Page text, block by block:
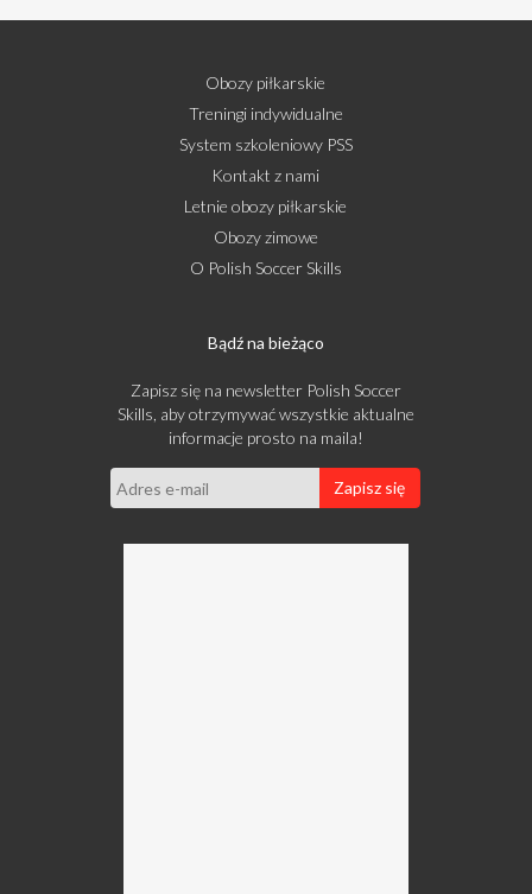
Obozy piłkarskie
Treningi indywidualne
System szkoleniowy PSS
Kontakt z nami
Letnie obozy piłkarskie
Obozy zimowe
O Polish Soccer Skills
Bądź na bieżąco
Zapisz się na newsletter Polish Soccer
Skills, aby otrzymywać wszystkie aktualne
informacje prosto na maila!
Zapisz się